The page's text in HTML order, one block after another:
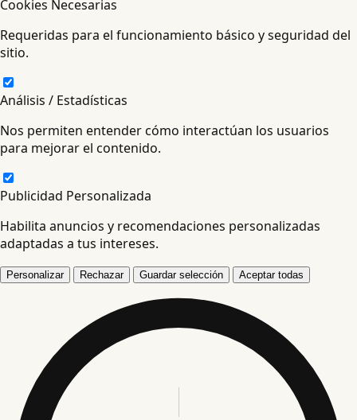
Cookies Necesarias
Requeridas para el funcionamiento básico y seguridad del
sitio.
Análisis / Estadísticas
Nos permiten entender cómo interactúan los usuarios
para mejorar el contenido.
Publicidad Personalizada
Habilita anuncios y recomendaciones personalizadas
adaptadas a tus intereses.
Personalizar Rechazar Guardar selección Aceptar todas